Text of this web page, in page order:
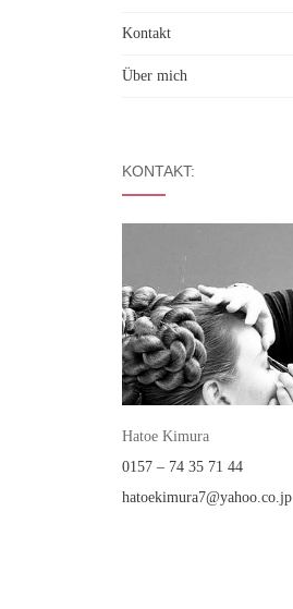
Kontakt
Über mich
KONTAKT:
Hatoe Kimura
0157 – 74 35 71 44
hatoekimura7@yahoo.co.jp